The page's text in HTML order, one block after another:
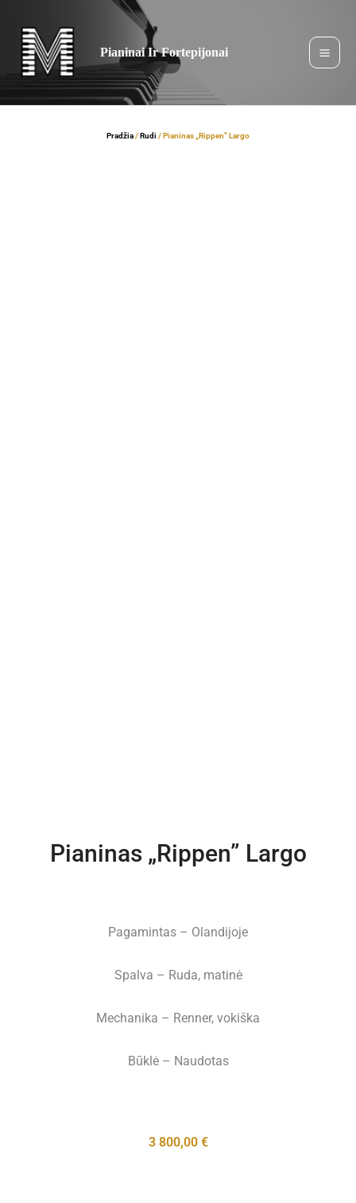
turinio
Pianinai Ir Fortepijonai
Pradžia/Rudi / Pianinas „Rippen” Largo
Pianinas „Rippen” Largo
Pagamintas – Olandijoje
Spalva – Ruda, matinė
Mechanika – Renner, vokiška
Būklė – Naudotas
3 800,00 €